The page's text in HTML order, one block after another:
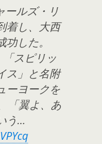
ールズ・リ
着し、大西
した。
スピリッ
ス」と名附
ーヨークを
「翼よ、あ
う…